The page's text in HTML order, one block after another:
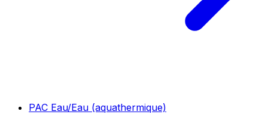
PAC Eau/Eau (aquathermique)